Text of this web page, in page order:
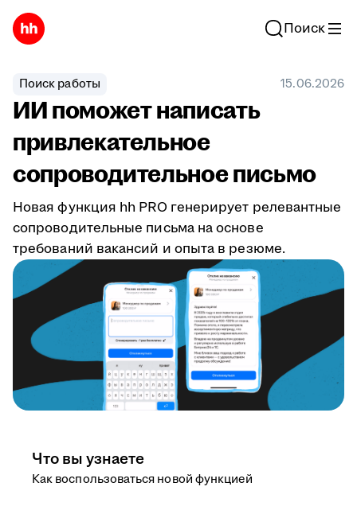
Поиск
Поиск работы 15.06.2026
ИИ поможет написать
привлекательное
сопроводительное письмо
Новая функция hh PRO генерирует релевантные
сопроводительные письма на основе
требований вакансий и опыта в резюме.
Что вы узнаете
Как воспользоваться новой функцией